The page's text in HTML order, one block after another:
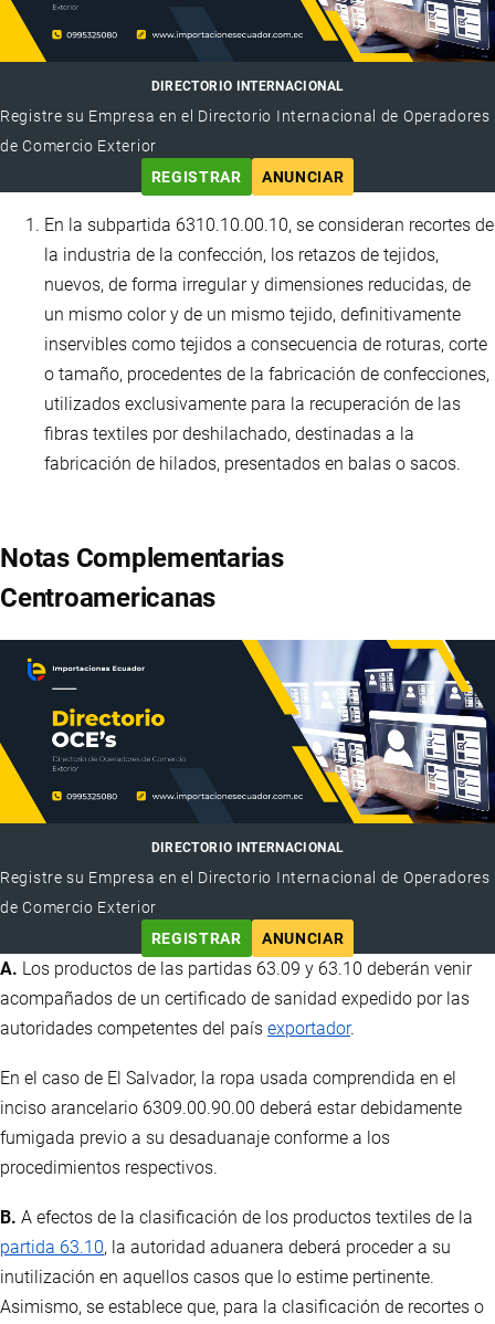
DIRECTORIO INTERNACIONAL
Registre su Empresa en el Directorio Internacional de Operadores
de Comercio Exterior
REGISTRAR
ANUNCIAR
En la subpartida 6310.10.00.10, se consideran recortes de
la industria de la confección, los retazos de tejidos,
nuevos, de forma irregular y dimensiones reducidas, de
un mismo color y de un mismo tejido, definitivamente
inservibles como tejidos a consecuencia de roturas, corte
o tamaño, procedentes de la fabricación de confecciones,
utilizados exclusivamente para la recuperación de las
fibras textiles por deshilachado, destinadas a la
fabricación de hilados, presentados en balas o sacos.
Notas Complementarias
Centroamericanas
DIRECTORIO INTERNACIONAL
Registre su Empresa en el Directorio Internacional de Operadores
de Comercio Exterior
REGISTRAR
ANUNCIAR
A. Los productos de las partidas 63.09 y 63.10 deberán venir
acompañados de un certificado de sanidad expedido por las
autoridades competentes del país exportador.
En el caso de El Salvador, la ropa usada comprendida en el
inciso arancelario 6309.00.90.00 deberá estar debidamente
fumigada previo a su desaduanaje conforme a los
procedimientos respectivos.
B. A efectos de la clasificación de los productos textiles de la
partida 63.10, la autoridad aduanera deberá proceder a su
inutilización en aquellos casos que lo estime pertinente.
Asimismo, se establece que, para la clasificación de recortes o